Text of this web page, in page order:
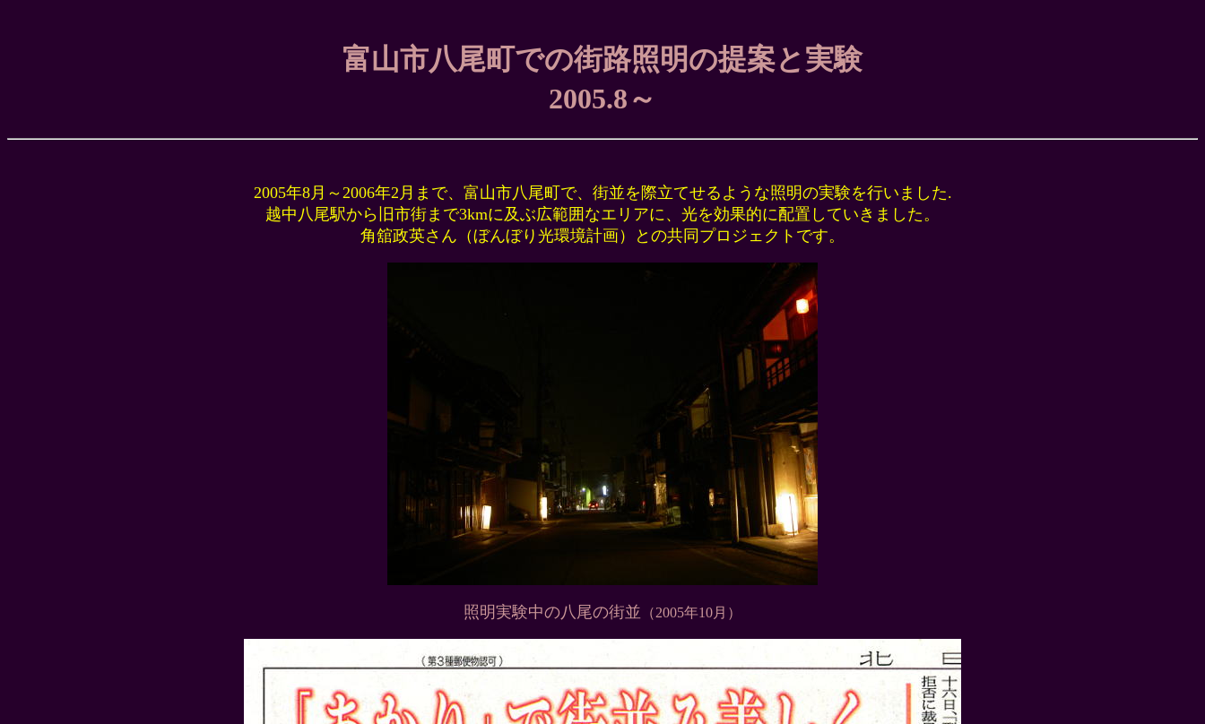
富山市八尾町での街路照明の提案と実験
2005.8～
2005年8月～2006年2月まで、富山市八尾町で、街並を際立てせるような照明の実験を行いました.
越中八尾駅から旧市街まで3kmに及ぶ広範囲なエリアに、光を効果的に配置していきました。
角舘政英さん（ぼんぼり光環境計画）との共同プロジェクトです。
照明実験中の八尾の街並 （2005年10月）